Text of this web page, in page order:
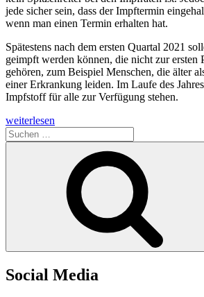
jede sicher sein, dass der Impftermin
wenn man einen Termin erhalten hat.
Spätestens nach dem ersten Quartal 2021
geimpft werden können, die nicht zur ersten
gehören, zum Beispiel Menschen, die älter
einer Erkrankung leiden. Im Laufe des
Impfstoff für alle zur Verfügung stehen.
„Hamburger
Impfstrategie“
weiterlesen
Suchen
nach:
Social Media